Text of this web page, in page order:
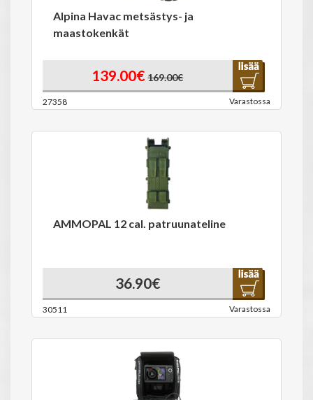
Alpina Havac metsästys- ja
maastokenkät
139.00€ 169.00€
27358 Varastossa
AMMOPAL 12 cal. patruunateline
36.90€
30511 Varastossa